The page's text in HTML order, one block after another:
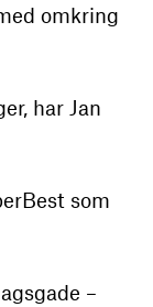
omkring
har Jan
som
–